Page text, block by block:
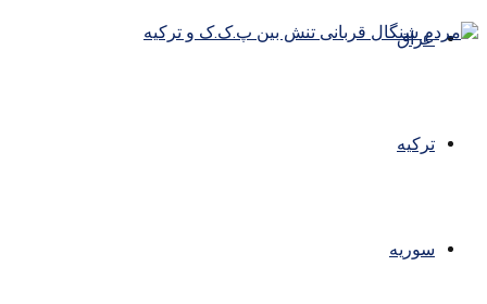
عراق
ترکیه
سوریه